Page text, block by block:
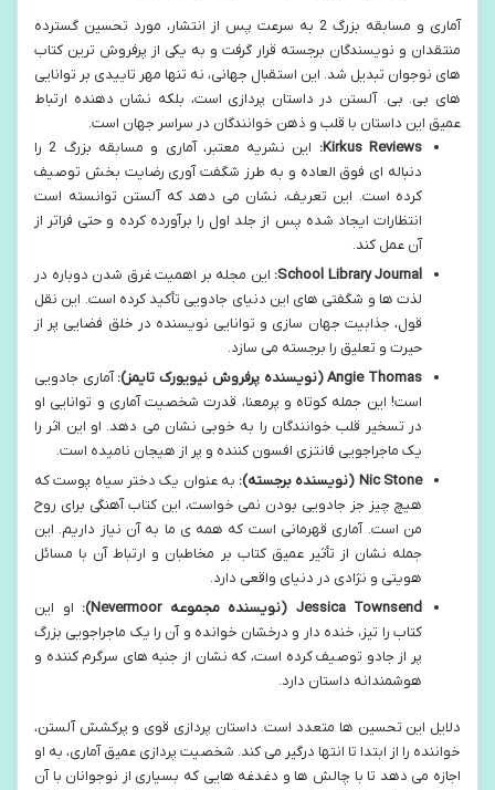
آماری و مسابقه بزرگ 2 به سرعت پس از انتشار، مورد تحسین گسترده
منتقدان و نویسندگان برجسته قرار گرفت و به یکی از پرفروش ترین کتاب
های نوجوان تبدیل شد. این استقبال جهانی، نه تنها مهر تاییدی بر توانایی
های بی. بی. آلستن در داستان پردازی است، بلکه نشان دهنده ارتباط
عمیق این داستان با قلب و ذهن خوانندگان در سراسر جهان است.
Kirkus Reviews:
این نشریه معتبر، آماری و مسابقه بزرگ 2 را
دنباله ای فوق العاده و به طرز شگفت آوری رضایت بخش توصیف
کرده است. این تعریف، نشان می دهد که آلستن توانسته است
انتظارات ایجاد شده پس از جلد اول را برآورده کرده و حتی فراتر از
آن عمل کند.
School Library Journal: این مجله بر اهمیت غرق شدن دوباره در
لذت ها و شگفتی های این دنیای جادویی تأکید کرده است. این نقل
قول، جذابیت جهان سازی و توانایی نویسنده در خلق فضایی پر از
حیرت و تعلیق را برجسته می سازد.
Angie Thomas (نویسنده پرفروش نیویورک تایمز):
آماری جادویی
است! این جمله کوتاه و پرمعنا، قدرت شخصیت آماری و توانایی او
در تسخیر قلب خوانندگان را به خوبی نشان می دهد. او این اثر را
یک ماجراجویی فانتزی افسون کننده و پر از هیجان نامیده است.
Nic Stone (نویسنده برجسته):
به عنوان یک دختر سیاه پوست که
هیچ چیز جز جادویی بودن نمی خواست، این کتاب آهنگی برای روح
من است. آماری قهرمانی است که همه ی ما به آن نیاز داریم. این
جمله نشان از تأثیر عمیق کتاب بر مخاطبان و ارتباط آن با مسائل
هویتی و نژادی در دنیای واقعی دارد.
Jessica Townsend (نویسنده مجموعه Nevermoor):
او این
کتاب را تیز، خنده دار و درخشان خوانده و آن را یک ماجراجویی بزرگ
پر از جادو توصیف کرده است، که نشان از جنبه های سرگرم کننده و
هوشمندانه داستان دارد.
دلایل این تحسین ها متعدد است. داستان پردازی قوی و پرکشش آلستن،
خواننده را از ابتدا تا انتها درگیر می کند. شخصیت پردازی عمیق آماری، به او
اجازه می دهد تا با چالش ها و دغدغه هایی که بسیاری از نوجوانان با آن